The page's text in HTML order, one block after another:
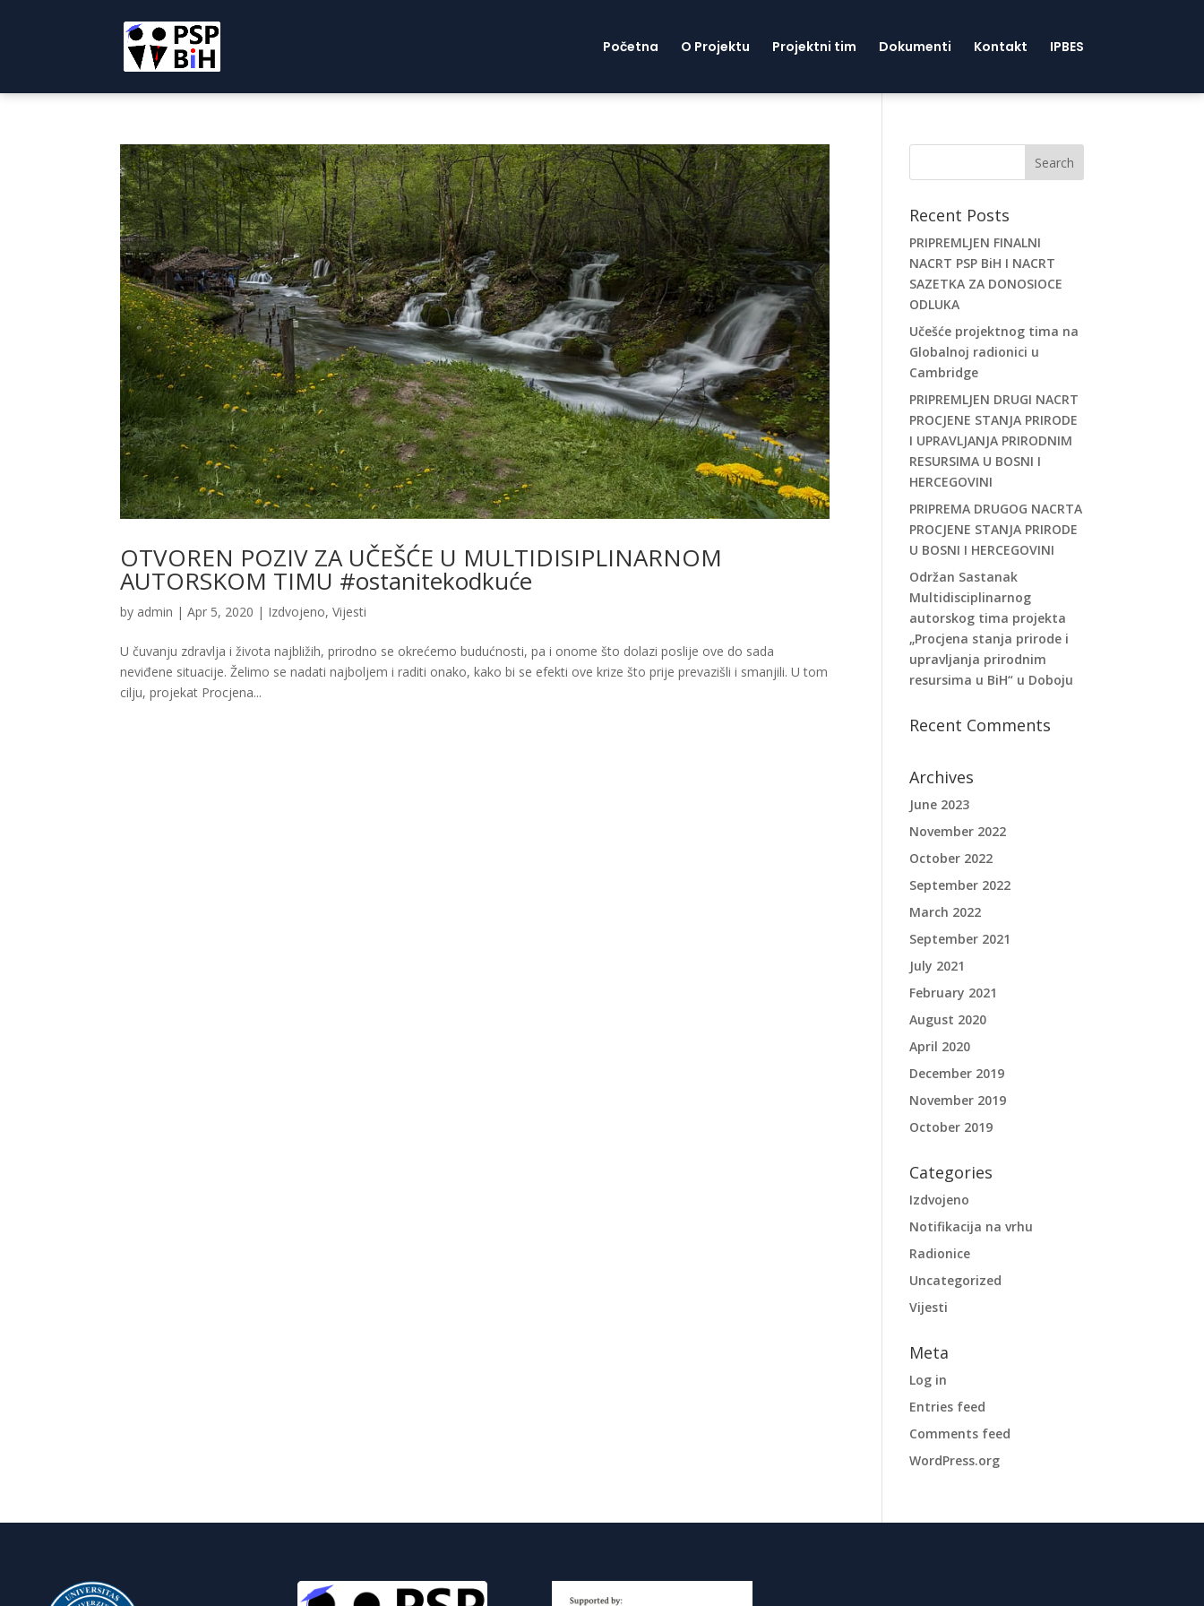
Početna O Projektu Projektni tim Dokumenti Kontakt IPBES
OTVOREN POZIV ZA UČEŠĆE U MULTIDISIPLINARNOM
AUTORSKOM TIMU #ostanitekodkuće
by admin |Apr 5, 2020 | Izdvojeno,Vijesti
U čuvanju zdravlja i života najbližih, prirodno se okrećemo budućnosti, pa i onome što dolazi poslije ove do sada
neviđene situacije. Želimo se nadati najboljem i raditi onako, kako bi se efekti ove krize što prije prevazišli i smanjili. U tom
cilju, projekat Procjena...
Recent Posts
PRIPREMLJEN FINALNI
NACRT PSP BiH I NACRT
SAZETKA ZA DONOSIOCE
ODLUKA
Učešće projektnog tima na
Globalnoj radionici u
Cambridge
PRIPREMLJEN DRUGI NACRT
PROCJENE STANJA PRIRODE
I UPRAVLJANJA PRIRODNIM
RESURSIMA U BOSNI I
HERCEGOVINI
PRIPREMA DRUGOG NACRTA
PROCJENE STANJA PRIRODE
U BOSNI I HERCEGOVINI
Održan Sastanak
Multidisciplinarnog
autorskog tima projekta
„Procjena stanja prirode i
upravljanja prirodnim
resursima u BiH“ u Doboju
Recent Comments
Archives
June 2023
November 2022
October 2022
September 2022
March 2022
September 2021
July 2021
February 2021
August 2020
April 2020
December 2019
November 2019
October 2019
Categories
Izdvojeno
Notifikacija na vrhu
Radionice
Uncategorized
Vijesti
Meta
Log in
Entries feed
Comments feed
WordPress.org